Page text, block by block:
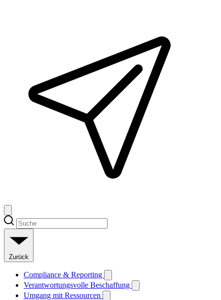
Zurück
Compliance & Reporting
Verantwortungsvolle Beschaffung
Umgang mit Ressourcen